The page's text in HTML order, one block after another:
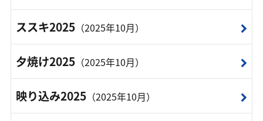
ススキ2025（2025年10月）
夕焼け2025（2025年10月）
映り込み2025（2025年10月）